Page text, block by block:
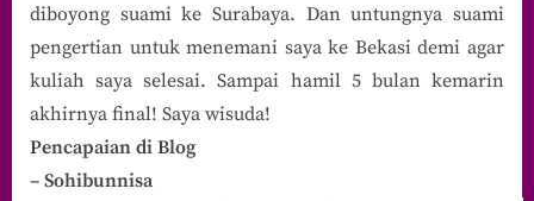
diboyong suami ke Surabaya. Dan untungnya suami
pengertian untuk menemani saya ke Bekasi demi agar
kuliah saya selesai. Sampai hamil 5 bulan kemarin
akhirnya final! Saya wisuda!
Pencapaian di Blog
– Sohibunnisa